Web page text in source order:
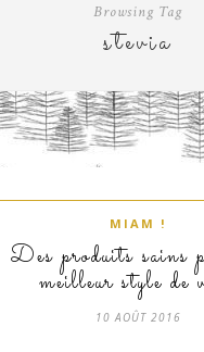
Browsing Tag
stevia
MIAM !
Des produits sains
meilleur style de
10 AOÛT 2016